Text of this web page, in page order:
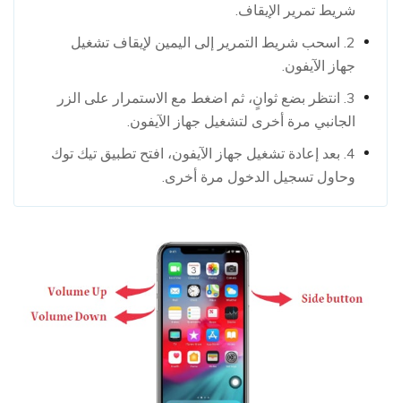
شريط تمرير الإيقاف.
2. اسحب شريط التمرير إلى اليمين لإيقاف تشغيل
جهاز الآيفون.
3. انتظر بضع ثوانٍ، ثم اضغط مع الاستمرار على الزر
الجانبي مرة أخرى لتشغيل جهاز الآيفون.
4. بعد إعادة تشغيل جهاز الآيفون، افتح تطبيق تيك توك
وحاول تسجيل الدخول مرة أخرى.